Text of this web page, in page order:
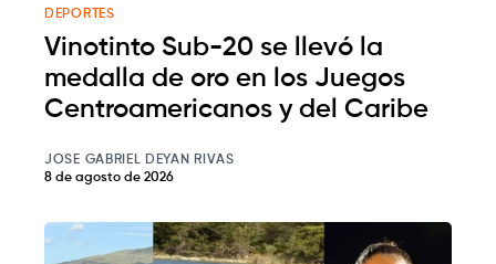
DEPORTES
Vinotinto Sub-20 se llevó la
medalla de oro en los Juegos
Centroamericanos y del Caribe
JOSE GABRIEL DEYAN RIVAS
8 de agosto de 2026